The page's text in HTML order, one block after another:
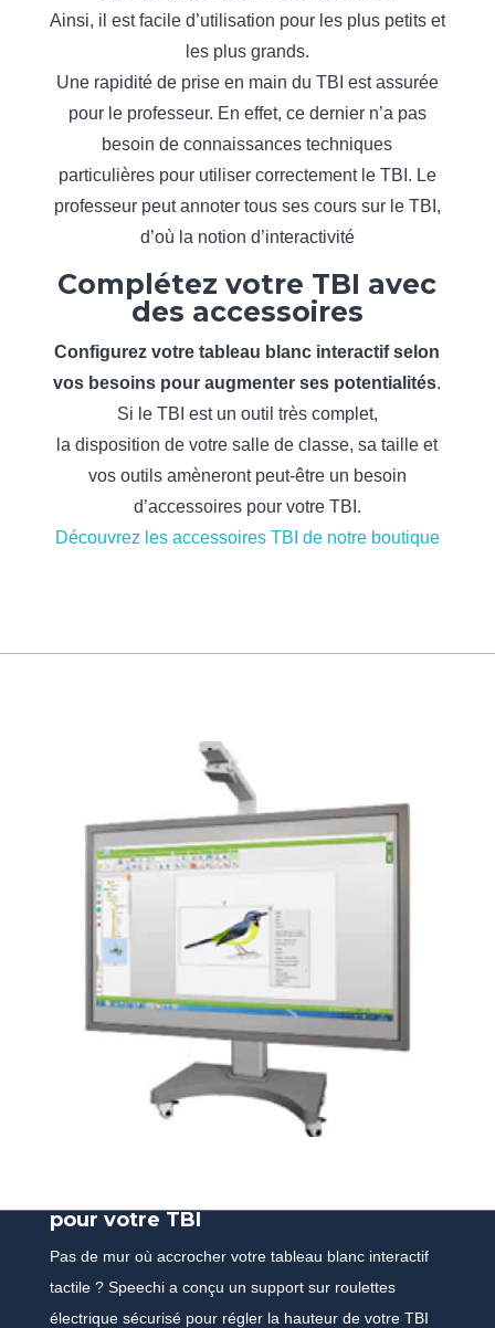
Ainsi, il est facile d’utilisation pour les plus petits et
les plus grands.
Une rapidité de prise en main du TBI est assurée
pour le professeur. En effet, ce dernier n’a pas
besoin de connaissances techniques
particulières pour utiliser correctement le TBI. Le
professeur peut annoter tous ses cours sur le TBI,
d’où la notion d’interactivité
Complétez votre TBI avec
des accessoires
Configurez votre tableau blanc interactif selon
vos besoins pour augmenter ses potentialités.
Si le TBI est un outil très complet,
la disposition de votre salle de classe, sa taille et
vos outils amèneront peut-être un besoin
d’accessoires pour votre TBI.
Découvrez les accessoires TBI de notre boutique
pour votre TBI
Pas de mur où accrocher votre tableau blanc interactif
tactile ? Speechi a conçu un support sur roulettes
électrique sécurisé pour régler la hauteur de votre TBI